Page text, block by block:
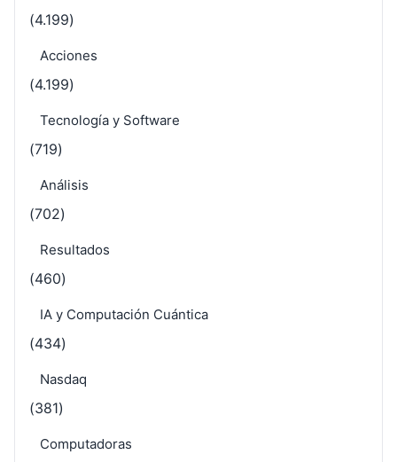
(4.199)
Acciones
(4.199)
Tecnología y Software
(719)
Análisis
(702)
Resultados
(460)
IA y Computación Cuántica
(434)
Nasdaq
(381)
Computadoras